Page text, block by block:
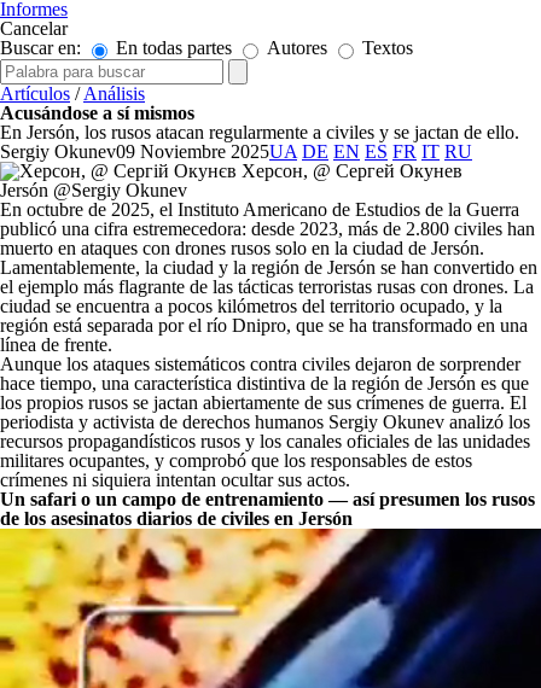
Informes
Cancelar
Buscar en:
En todas partes Autores Textos
Artículos /Análisis
Acusándose a sí mismos
En Jersón, los rusos atacan regularmente a civiles y se jactan de ello.
Sergiy Okunev09 Noviembre 2025UA DE EN ES FR IT RU
Jersón @Sergiy Okunev
En octubre de 2025, el Instituto Americano de Estudios de la Guerra
publicó una cifra estremecedora: desde 2023, más de 2.800 civiles han
muerto en ataques con drones rusos solo en la ciudad de Jersón.
Lamentablemente, la ciudad y la región de Jersón se han convertido en
el ejemplo más flagrante de las tácticas terroristas rusas con drones. La
ciudad se encuentra a pocos kilómetros del territorio ocupado, y la
región está separada por el río Dnipro, que se ha transformado en una
línea de frente.
Aunque los ataques sistemáticos contra civiles dejaron de sorprender
hace tiempo, una característica distintiva de la región de Jersón es que
los propios rusos se jactan abiertamente de sus crímenes de guerra. El
periodista y activista de derechos humanos Sergiy Okunev analizó los
recursos propagandísticos rusos y los canales oficiales de las unidades
militares ocupantes, y comprobó que los responsables de estos
crímenes ni siquiera intentan ocultar sus actos.
Un safari o un campo de entrenamiento — así presumen los rusos
de los asesinatos diarios de civiles en Jersón